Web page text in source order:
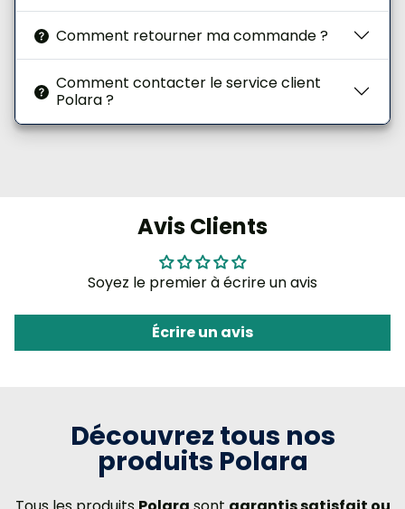
Comment retourner ma commande ?
Comment contacter le service client
Polara ?
Avis Clients
Soyez le premier à écrire un avis
Écrire un avis
Découvrez tous nos
produits Polara